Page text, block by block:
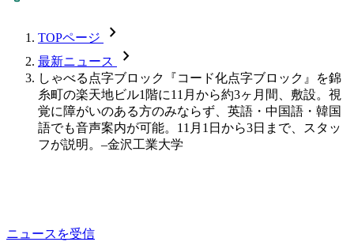
TOPページ chevron_forward
最新ニュース chevron_forward
しゃべる点字ブロック『コード化点字ブロック』を錦
糸町の楽天地ビル1階に11月から約3ヶ月間、敷設。視
覚に障がいのある方のみならず、英語・中国語・韓国
語でも音声案内が可能。11月1日から3日まで、スタッ
フが説明。–金沢工業大学
ニュースを受信